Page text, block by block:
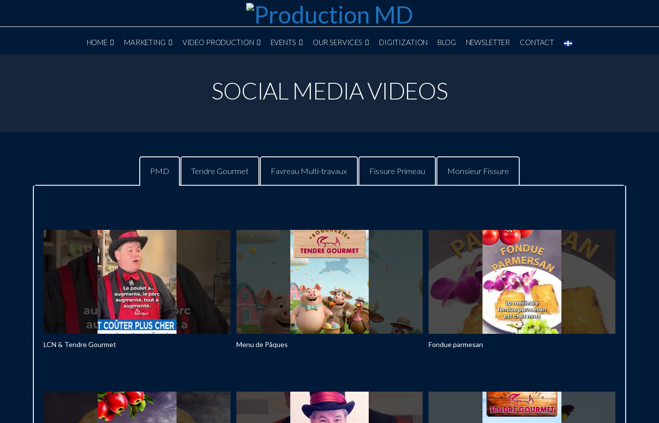
HOME MARKETING VIDEO PRODUCTION EVENTS OUR SERVICES DIGITIZATION BLOG NEWSLETTER CONTACT
SOCIAL MEDIA VIDEOS
PMD Tendre Gourmet Favreau Multi-travaux Fissure Primeau Monsieur Fissure
LCN & Tendre Gourmet Menu de Pâques Fondue parmesan